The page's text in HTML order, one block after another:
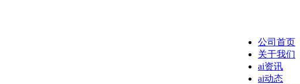
公司首页
关于我们
ai资讯
ai动态